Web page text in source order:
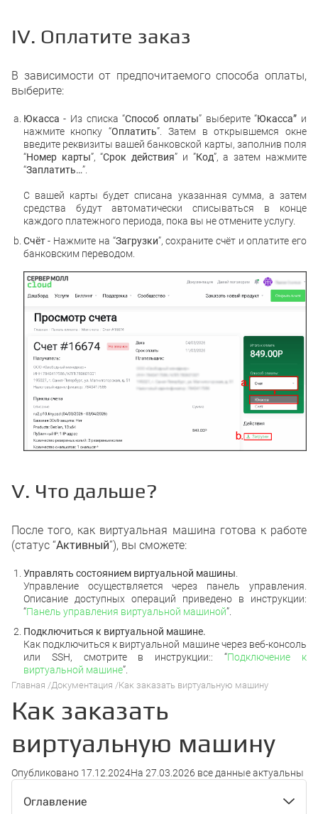
Оглавление
Главная Документация Как заказать виртуальную машину
Как заказать
виртуальную машину
Опубликовано 17.12.2024На 27.03.2026 все данные актуальны
IV. Оплатите заказ
В зависимости от предпочитаемого способа оплаты,
выберите:
Юкасса- Из списка “Способ оплаты” выберите “Юкасса” и
нажмите кнопку “Оплатить”. Затем в открывшемся окне
введите реквизиты вашей банковской карты, заполнив поля
“Номер карты”, “Срок действия” и ”Код”, а затем нажмите
“Заплатить…”.
С вашей карты будет списана указанная сумма, а затем
средства будут автоматически списываться в конце
каждого платежного периода, пока вы не отмените услугу.
Счёт- Нажмите на “Загрузки”, сохраните счёт и оплатите его
банковским переводом.
V. Что дальше?
После того, как виртуальная машина готова к работе
(статус “Активный”), вы сможете:
Управлять состоянием виртуальной машины
Управление осуществляется через панель управления.
Описание доступных операций приведено в инструкции:
“Панель управления виртуальной машиной”.
Подключиться к виртуальной машине.
Как подключиться к виртуальной машине через веб-консоль
или SSH, смотрите в инструкции:: “Подключение к
виртуальной машине”.